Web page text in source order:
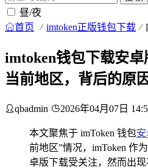
昼/夜
首页 imtoken正版钱包下载
imtoken钱包下载安
当前地区，背后的原
qbadmin 2026年04月07日
本文聚焦于 imToken 钱包
前地区”情况，imToken 作
卓版下载受关注，然而出